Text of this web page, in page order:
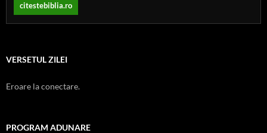
citestebiblia.ro
VERSETUL ZILEI
Eroare la conectare.
PROGRAM ADUNARE